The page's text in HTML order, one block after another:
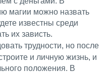
магии можно назвать
известны среди
их зависть.
трудности, но после
и личную жизнь, и
положения. В